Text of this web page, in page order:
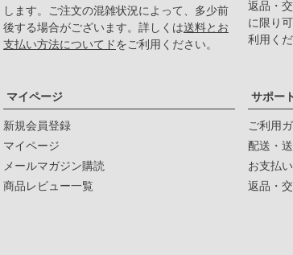
します。ご注文の混雑状況によって、多少前
後する場合がございます。詳しくは送料とお
支払い方法についてドをご利用ください。
返品・
に限り
利用くだ
マイページ
新規会員登録
マイページ
メールマガジン購読
商品レビュー一覧
サポート
ご利用
配送・
お支払
返品・